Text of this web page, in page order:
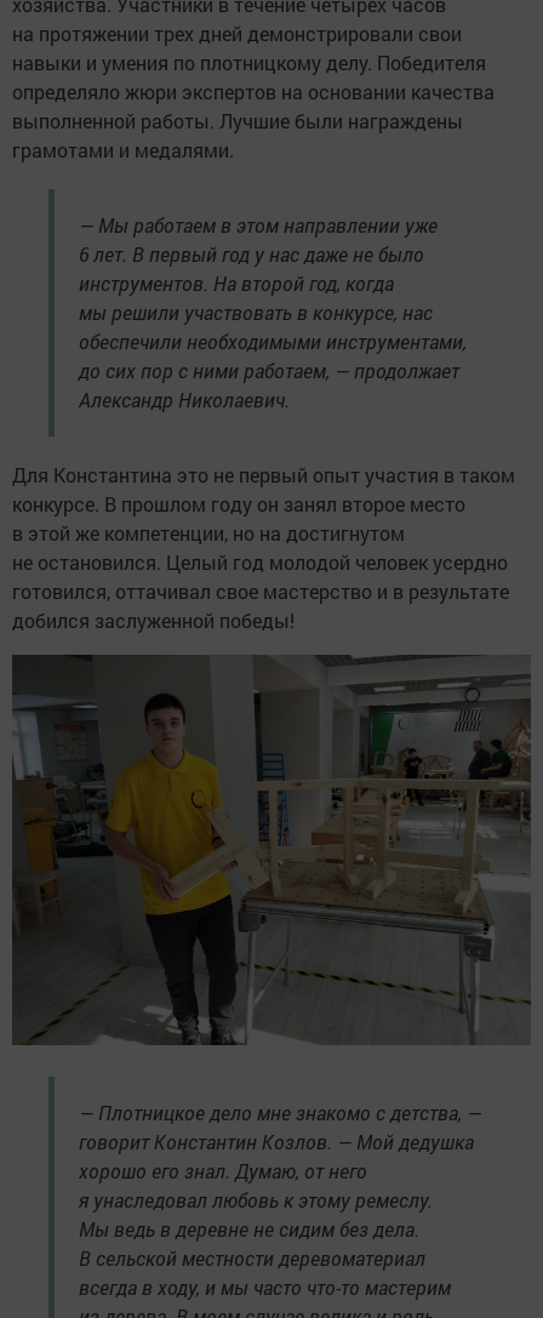
на протяжении трех дней демонстрировали свои
навыки и умения по плотницкому делу. Победителя
определяло жюри экспертов на основании качества
выполненной работы. Лучшие были награждены
грамотами и медалями.
— Мы работаем в этом направлении уже
6 лет. В первый год у нас даже не было
инструментов. На второй год, когда
мы решили участвовать в конкурсе, нас
обеспечили необходимыми инструментами,
до сих пор с ними работаем, — продолжает
Александр Николаевич.
Для Константина это не первый опыт участия в таком
конкурсе. В прошлом году он занял второе место
в этой же компетенции, но на достигнутом
не остановился. Целый год молодой человек усердно
готовился, оттачивал свое мастерство и в результате
добился заслуженной победы!
— Плотницкое дело мне знакомо с детства, —
говорит Константин Козлов. — Мой дедушка
хорошо его знал. Думаю, от него
я унаследовал любовь к этому ремеслу.
Мы ведь в деревне не сидим без дела.
В сельской местности деревоматериал
всегда в ходу, и мы часто что-то мастерим